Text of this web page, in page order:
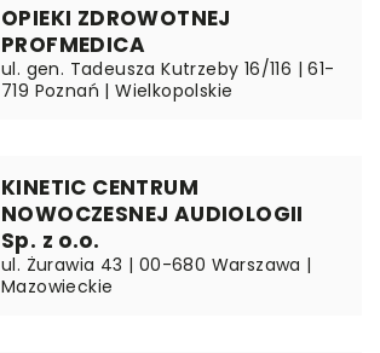
OPIEKI ZDROWOTNEJ
PROFMEDICA
ul. gen. Tadeusza Kutrzeby 16/116 | 61-
719 Poznań | Wielkopolskie
KINETIC CENTRUM
NOWOCZESNEJ AUDIOLOGII
Sp. z o.o.
ul. Żurawia 43 | 00-680 Warszawa |
Mazowieckie